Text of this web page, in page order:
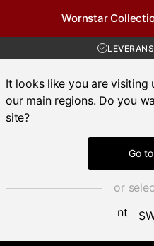
WornstarFRI
FRI
It looks like you are visiting
our main regions. Do you
site?
Go
or